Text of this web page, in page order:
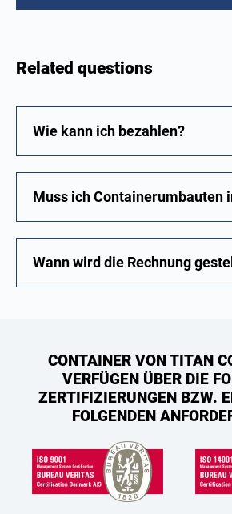
Related questions
Wie kann ich bezahlen?
Muss ich Containerumbauten
Wann wird die Rechnung
CONTAINER VON TITAN
VERFÜGEN ÜBER DIE
ZERTIFIZIERUNGEN BZW.
FOLGENDEN